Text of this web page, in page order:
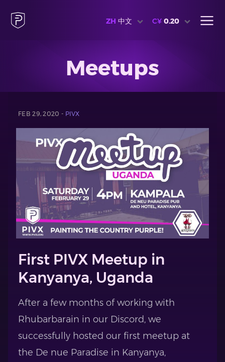
ZH 中文 C¥ 0.20
Meetups
FEB 29, 2020 - PIVX
First PIVX Meetup in
Kanyanya, Uganda
After a few months of working with
Rhubarbarain in our Discord, we
successfully hosted our first meetup at
the De nue Paradise in Kanyanya,